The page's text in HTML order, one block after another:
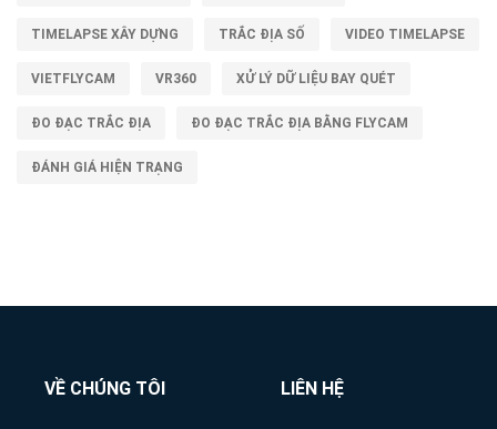
TIMELAPSE XÂY DỰNG TRẮC ĐỊA SỐ VIDEO TIMELAPSE
VIETFLYCAM VR360 XỬ LÝ DỮ LIỆU BAY QUÉT
ĐO ĐẠC TRẮC ĐỊA ĐO ĐẠC TRẮC ĐỊA BẰNG FLYCAM
ĐÁNH GIÁ HIỆN TRẠNG
VỀ CHÚNG TÔI LIÊN HỆ